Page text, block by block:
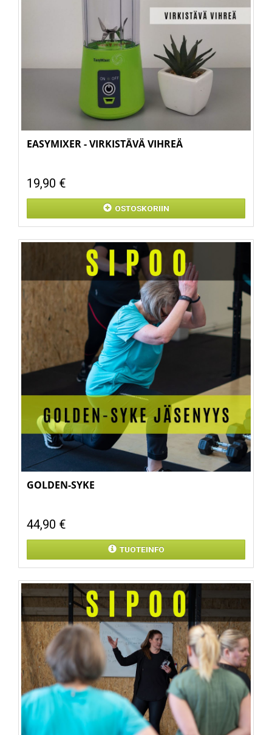
EASYMIXER - VIRKISTÄVÄ VIHREÄ
19,90 €
OSTOSKORIIN
GOLDEN-SYKE
44,90 €
TUOTEINFO